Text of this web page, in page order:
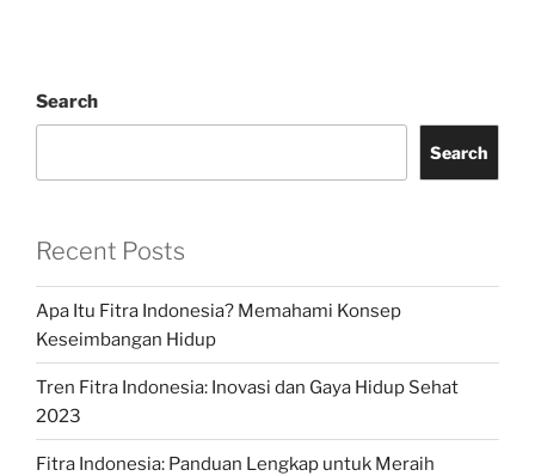
Search
Search
Recent Posts
Apa Itu Fitra Indonesia? Memahami Konsep
Keseimbangan Hidup
Tren Fitra Indonesia: Inovasi dan Gaya Hidup Sehat
2023
Fitra Indonesia: Panduan Lengkap untuk Meraih